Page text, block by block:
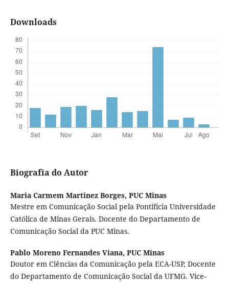
Downloads
Biografia do Autor
Maria Carmem Martinez Borges, PUC Minas
Mestre em Comunicação Social pela Pontifícia Universidade
Católica de Minas Gerais. Docente do Departamento de
Comunicação Social da PUC Minas.
Pablo Moreno Fernandes Viana, PUC Minas
Doutor em Ciências da Comunicação pela ECA-USP, Docente
do Departamento de Comunicação Social da UFMG. Vice-